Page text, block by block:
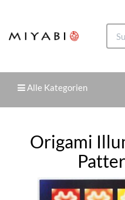
Alle Kategorien
Origami